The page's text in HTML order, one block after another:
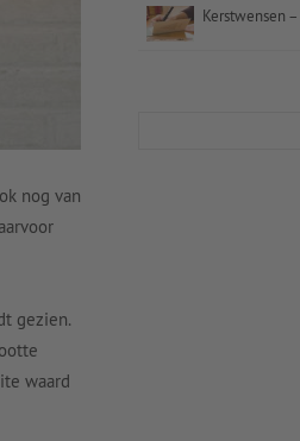
nog van
gezien.
waard
Kerstwensen